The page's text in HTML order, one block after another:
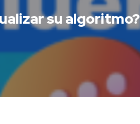
su algoritmo?